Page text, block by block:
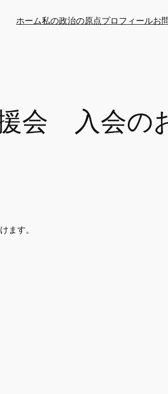
ホーム私の政治の原点プロフィールお
会 入会の
ます。